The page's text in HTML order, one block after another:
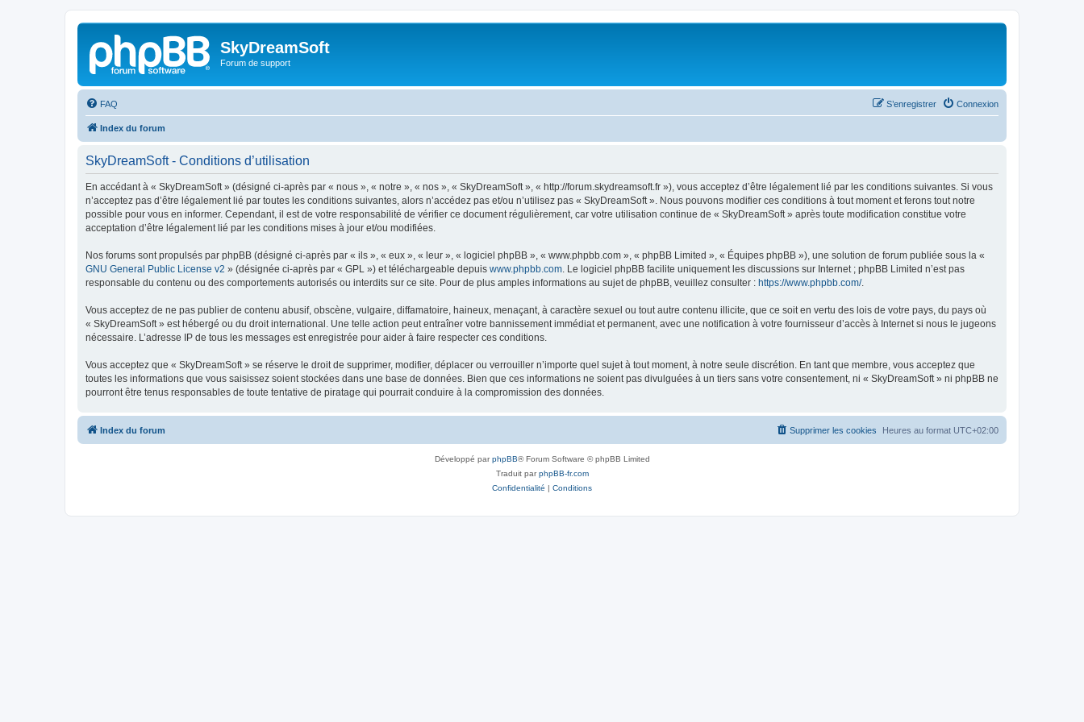
SkyDreamSoft
Forum de support
FAQ Connexion
S’enregistrer
Index du forum
SkyDreamSoft - Conditions d’utilisation
En accédant à « SkyDreamSoft » (désigné ci-après par « nous », « notre », « nos », « SkyDreamSoft », « http://forum.skydreamsoft.fr »), vous acceptez d’être légalement lié par les conditions suivantes. Si vous
n’acceptez pas d’être légalement lié par toutes les conditions suivantes, alors n’accédez pas et/ou n’utilisez pas « SkyDreamSoft ». Nous pouvons modifier ces conditions à tout moment et ferons tout notre
possible pour vous en informer. Cependant, il est de votre responsabilité de vérifier ce document régulièrement, car votre utilisation continue de « SkyDreamSoft » après toute modification constitue votre
acceptation d’être légalement lié par les conditions mises à jour et/ou modifiées.
Nos forums sont propulsés par phpBB (désigné ci-après par « ils », « eux », « leur », « logiciel phpBB », « www.phpbb.com », « phpBB Limited », « Équipes phpBB »), une solution de forum publiée sous la «
GNU General Public License v2 » (désignée ci-après par « GPL ») et téléchargeable depuis www.phpbb.com . Le logiciel phpBB facilite uniquement les discussions sur Internet ; phpBB Limited n’est pas
responsable du contenu ou des comportements autorisés ou interdits sur ce site. Pour de plus amples informations au sujet de phpBB, veuillez consulter : https://www.phpbb.com/.
Vous acceptez de ne pas publier de contenu abusif, obscène, vulgaire, diffamatoire, haineux, menaçant, à caractère sexuel ou tout autre contenu illicite, que ce soit en vertu des lois de votre pays, du pays où
« SkyDreamSoft » est hébergé ou du droit international. Une telle action peut entraîner votre bannissement immédiat et permanent, avec une notification à votre fournisseur d’accès à Internet si nous le jugeons
nécessaire. L’adresse IP de tous les messages est enregistrée pour aider à faire respecter ces conditions.
Vous acceptez que « SkyDreamSoft » se réserve le droit de supprimer, modifier, déplacer ou verrouiller n’importe quel sujet à tout moment, à notre seule discrétion. En tant que membre, vous acceptez que
toutes les informations que vous saisissez soient stockées dans une base de données. Bien que ces informations ne soient pas divulguées à un tiers sans votre consentement, ni « SkyDreamSoft » ni phpBB ne
pourront être tenus responsables de toute tentative de piratage qui pourrait conduire à la compromission des données.
Index du forum Heures au format UTC+02:00
Supprimer les cookies
Développé parphpBB® Forum Software © phpBB Limited
Traduit parphpBB-fr.com
Confidentialité | Conditions